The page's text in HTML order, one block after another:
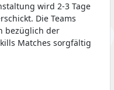
wird 2-3 Tage
Die Teams
bezüglich der
Matches sorgfältig